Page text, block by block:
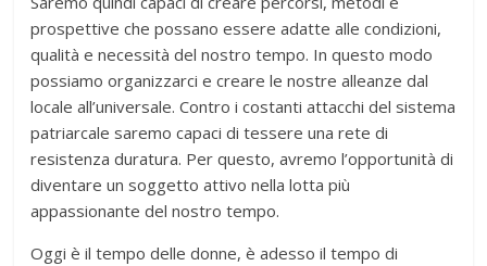
prospettive che possano essere adatte alle condizioni,
qualità e necessità del nostro tempo. In questo modo
possiamo organizzarci e creare le nostre alleanze dal
locale all’universale. Contro i costanti attacchi del sistema
patriarcale saremo capaci di tessere una rete di
resistenza duratura. Per questo, avremo l’opportunità di
diventare un soggetto attivo nella lotta più
appassionante del nostro tempo.
Oggi è il tempo delle donne, è adesso il tempo di